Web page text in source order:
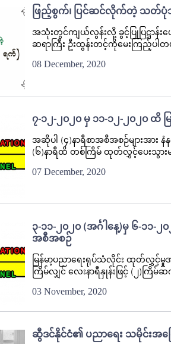
ဖြည့်စွက်၊ ပြင်ဆင်လိုက်တဲ့ သတ်
အသုံးတွင်ကျယ်လွန်းလို့ ခွင့်ပြုပြဋ္ဌာန်
ဆရာကြီး ဦးထွန်းတင့်ကိုမေးကြည့်ပါ
08 December, 2020
၇-၁၂-၂၀၂၀ မှ ၁၁-၁၂-၂၀၂၀
အဆိုပါ (၄)နာရီစာအစီအစဉ်များအား
(၆)နာရီထိ တစ်ကြိမ် ထုတ်လွှင့်ပေးသွား
07 December, 2020
၃-၁၁-၂၀၂၀ (အင်္ဂါနေ့)မှ ၆-၁၁
အစီအစဉ်
မြန်မာ့ပညာရေးရုပ်သံလိုင်း ထုတ်လွှင့်မှုအ
ကြိမ်လျှင် လေးနာရီနှုန်းဖြင့် (၂)က
03 November, 2020
ဆွီဒင်နိုင်ငံ၏ ပညာရေး သမိုင်းအက